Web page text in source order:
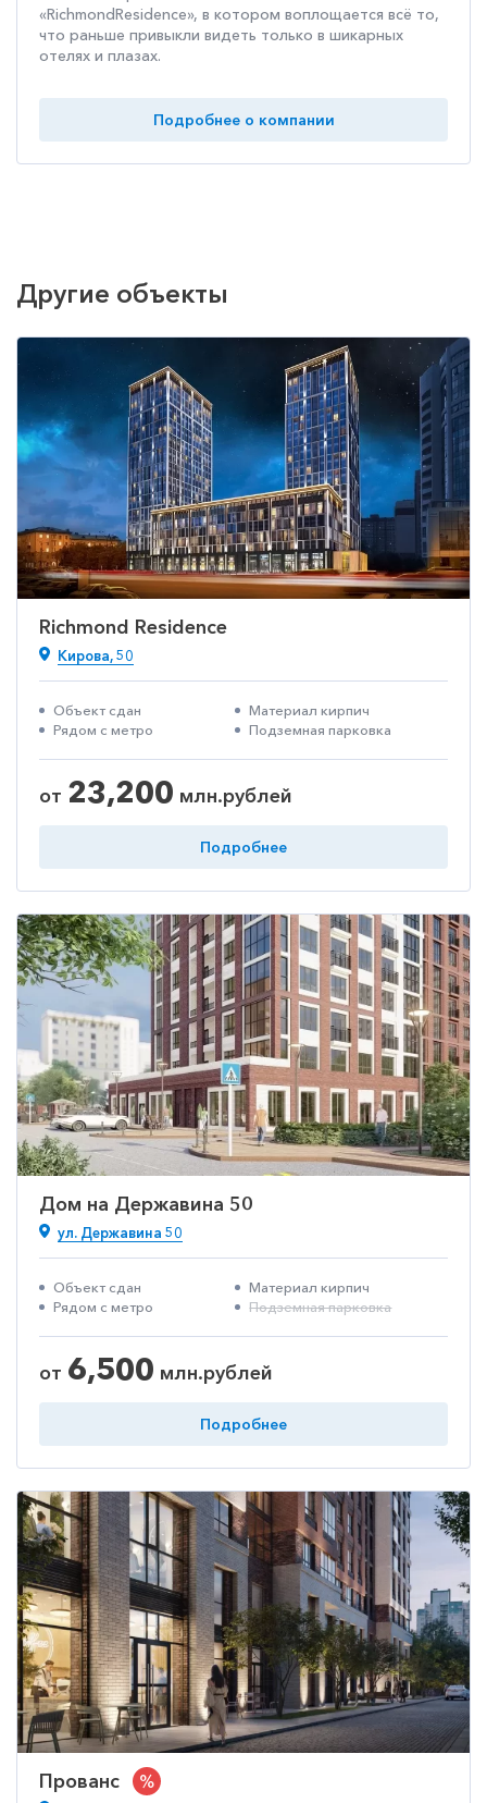
«RichmondResidence», в котором воплощается всё то,
что раньше привыкли видеть только в шикарных
отелях и плазах.
Подробнее о компании
Другие объекты
Richmond Residence
Кирова, 50
Объект сдан
Материал кирпич
Рядом с метро
Подземная парковка
от 23,200 млн.рублей
Подробнее
Дом на Державина 50
ул. Державина 50
Объект сдан
Материал кирпич
Рядом с метро
Подземная парковка
от 6,500 млн.рублей
Подробнее
Прованс %